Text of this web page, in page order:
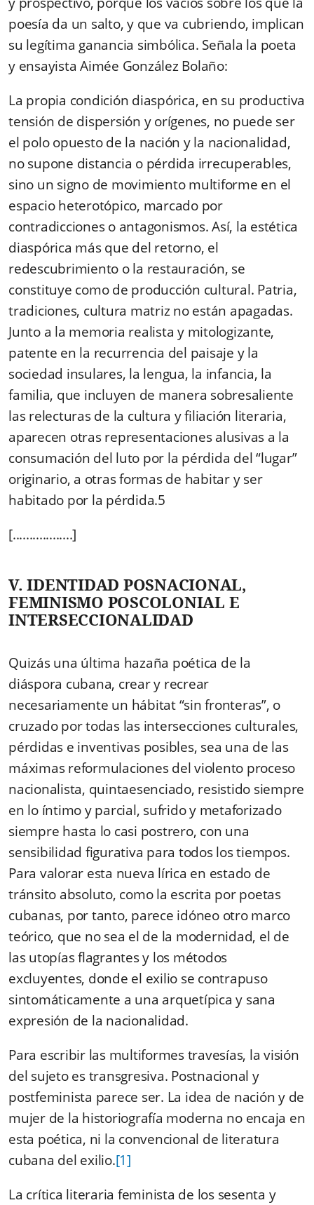
poesía da un salto, y que va cubriendo, implican
su legítima ganancia simbólica. Señala la poeta
y ensayista Aimée González Bolaño:
La propia condición diaspórica, en su productiva
tensión de dispersión y orígenes, no puede ser
el polo opuesto de la nación y la nacionalidad,
no supone distancia o pérdida irrecuperables,
sino un signo de movimiento multiforme en el
espacio heterotópico, marcado por
contradicciones o antagonismos. Así, la estética
diaspórica más que del retorno, el
redescubrimiento o la restauración, se
constituye como de producción cultural. Patria,
tradiciones, cultura matriz no están apagadas.
Junto a la memoria realista y mitologizante,
patente en la recurrencia del paisaje y la
sociedad insulares, la lengua, la infancia, la
familia, que incluyen de manera sobresaliente
las relecturas de la cultura y filiación literaria,
aparecen otras representaciones alusivas a la
consumación del luto por la pérdida del “lugar”
originario, a otras formas de habitar y ser
habitado por la pérdida.5
[..................]
V. IDENTIDAD POSNACIONAL,
FEMINISMO POSCOLONIAL E
INTERSECCIONALIDAD
Quizás una última hazaña poética de la
diáspora cubana, crear y recrear
necesariamente un hábitat “sin fronteras”, o
cruzado por todas las intersecciones culturales,
pérdidas e inventivas posibles, sea una de las
máximas reformulaciones del violento proceso
nacionalista, quintaesenciado, resistido siempre
en lo íntimo y parcial, sufrido y metaforizado
siempre hasta lo casi postrero, con una
sensibilidad figurativa para todos los tiempos.
Para valorar esta nueva lírica en estado de
tránsito absoluto, como la escrita por poetas
cubanas, por tanto, parece idóneo otro marco
teórico, que no sea el de la modernidad, el de
las utopías flagrantes y los métodos
excluyentes, donde el exilio se contrapuso
sintomáticamente a una arquetípica y sana
expresión de la nacionalidad.
Para escribir las multiformes travesías, la visión
del sujeto es transgresiva. Postnacional y
postfeminista parece ser. La idea de nación y de
mujer de la historiografía moderna no encaja en
esta poética, ni la convencional de literatura
cubana del exilio.[1]
La crítica literaria feminista de los sesenta y